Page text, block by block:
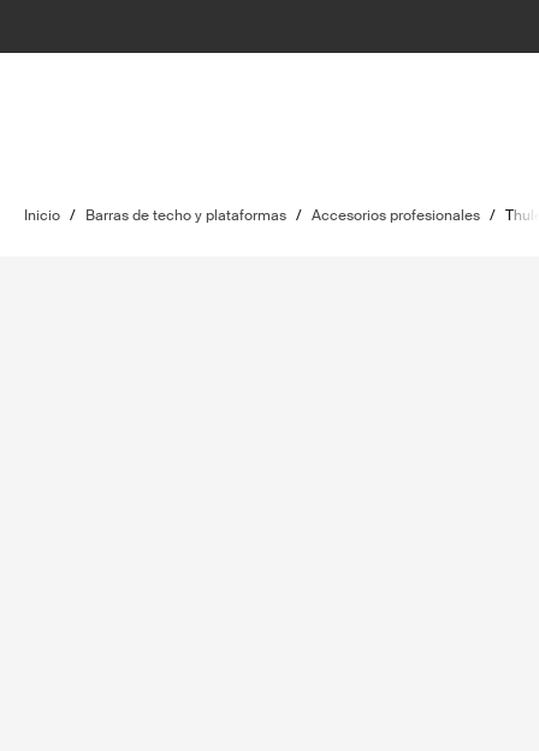
Inicio / Barras de techo y plataformas / Accesorios profesionales /